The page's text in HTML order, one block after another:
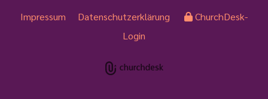
Impressum Datenschutzerklärung
ChurchDesk-
Login